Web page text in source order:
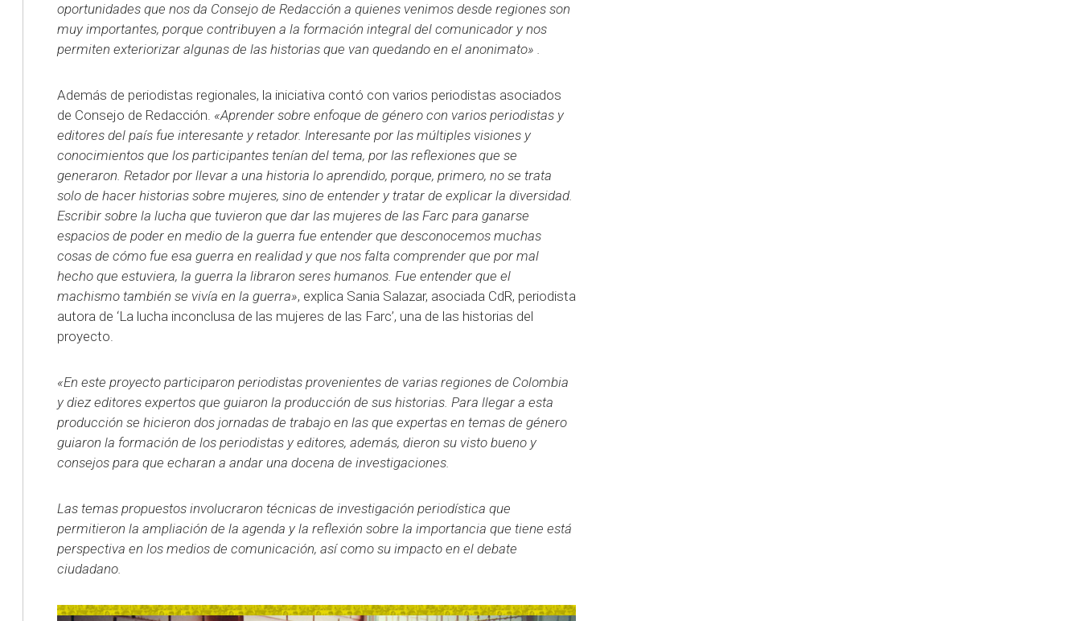
oportunidades que nos da Consejo de Redacción a quienes venimos desde regiones son
muy importantes, porque contribuyen a la formación integral del comunicador y nos
permiten exteriorizar algunas de las historias que van quedando en el anonimato» .
Además de periodistas regionales, la iniciativa contó con varios periodistas asociados
de Consejo de Redacción. «Aprender sobre enfoque de género con varios periodistas y
editores del país fue interesante y retador. Interesante por las múltiples visiones y
conocimientos que los participantes tenían del tema, por las reflexiones que se
generaron. Retador por llevar a una historia lo aprendido, porque, primero, no se trata
solo de hacer historias sobre mujeres, sino de entender y tratar de explicar la diversidad.
Escribir sobre la lucha que tuvieron que dar las mujeres de las Farc para ganarse
espacios de poder en medio de la guerra fue entender que desconocemos muchas
cosas de cómo fue esa guerra en realidad y que nos falta comprender que por mal
hecho que estuviera, la guerra la libraron seres humanos. Fue entender que el
machismo también se vivía en la guerra», explica Sania Salazar, asociada CdR, periodista
autora de ‘La lucha inconclusa de las mujeres de las Farc’, una de las historias del
proyecto.
«En este proyecto participaron periodistas provenientes de varias regiones de Colombia
y diez editores expertos que guiaron la producción de sus historias. Para llegar a esta
producción se hicieron dos jornadas de trabajo en las que expertas en temas de género
guiaron la formación de los periodistas y editores, además, dieron su visto bueno y
consejos para que echaran a andar una docena de investigaciones.
Las temas propuestos involucraron técnicas de investigación periodística que
permitieron la ampliación de la agenda y la reflexión sobre la importancia que tiene está
perspectiva en los medios de comunicación, así como su impacto en el debate
ciudadano.